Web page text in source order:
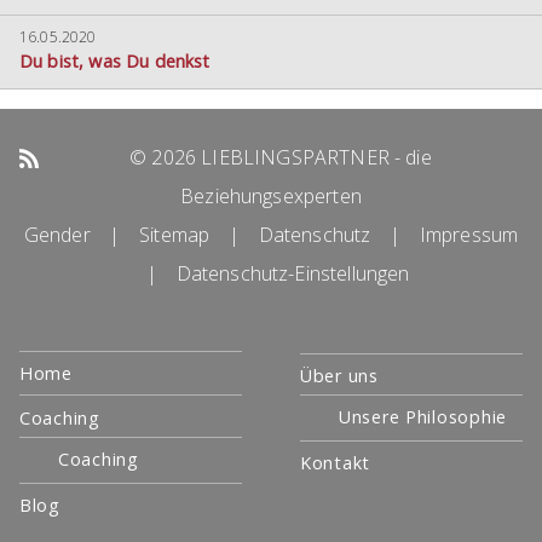
16.05.2020
Du bist, was Du denkst
© 2026 LIEBLINGSPARTNER - die
Beziehungsexperten
Gender
| Sitemap | Datenschutz |
Impressum
|
Datenschutz-Einstellungen
Navigation
überspringen
Home
Coaching
Coaching
Blog
Über uns
Unsere Philosophie
Kontakt